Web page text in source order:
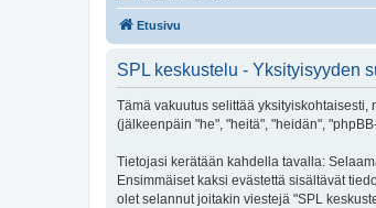
Etusivu
SPL keskustelu - Yksityisyyden
Tämä vakuutus selittää yksityiskohtaisesti,
(jälkeenpäin "he", "heitä", "heidän",
Tietojasi kerätään kahdella tavalla:
Ensimmäiset kaksi evästettä sisältävät
olet selannut joitakin viestejä "SPL